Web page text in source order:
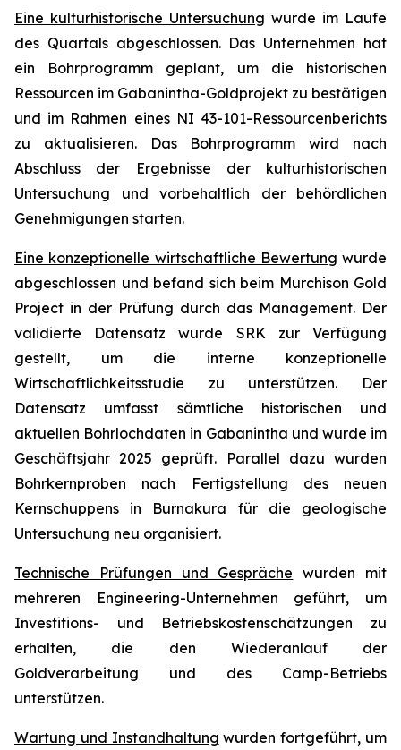
Eine kulturhistorische Untersuchung wurde im Laufe
des Quartals abgeschlossen. Das Unternehmen hat
ein Bohrprogramm geplant, um die historischen
Ressourcen im Gabanintha-Goldprojekt zu bestätigen
und im Rahmen eines NI 43-101-Ressourcenberichts
zu aktualisieren. Das Bohrprogramm wird nach
Abschluss der Ergebnisse der kulturhistorischen
Untersuchung und vorbehaltlich der behördlichen
Genehmigungen starten.
Eine konzeptionelle wirtschaftliche Bewertung wurde
abgeschlossen und befand sich beim Murchison Gold
Project in der Prüfung durch das Management. Der
validierte Datensatz wurde SRK zur Verfügung
gestellt, um die interne konzeptionelle
Wirtschaftlichkeitsstudie zu unterstützen. Der
Datensatz umfasst sämtliche historischen und
aktuellen Bohrlochdaten in Gabanintha und wurde im
Geschäftsjahr 2025 geprüft. Parallel dazu wurden
Bohrkernproben nach Fertigstellung des neuen
Kernschuppens in Burnakura für die geologische
Untersuchung neu organisiert.
Technische Prüfungen und Gespräche wurden mit
mehreren Engineering-Unternehmen geführt, um
Investitions- und Betriebskostenschätzungen zu
erhalten, die den Wiederanlauf der
Goldverarbeitung und des Camp-Betriebs
unterstützen.
Wartung und Instandhaltung wurden fortgeführt, um